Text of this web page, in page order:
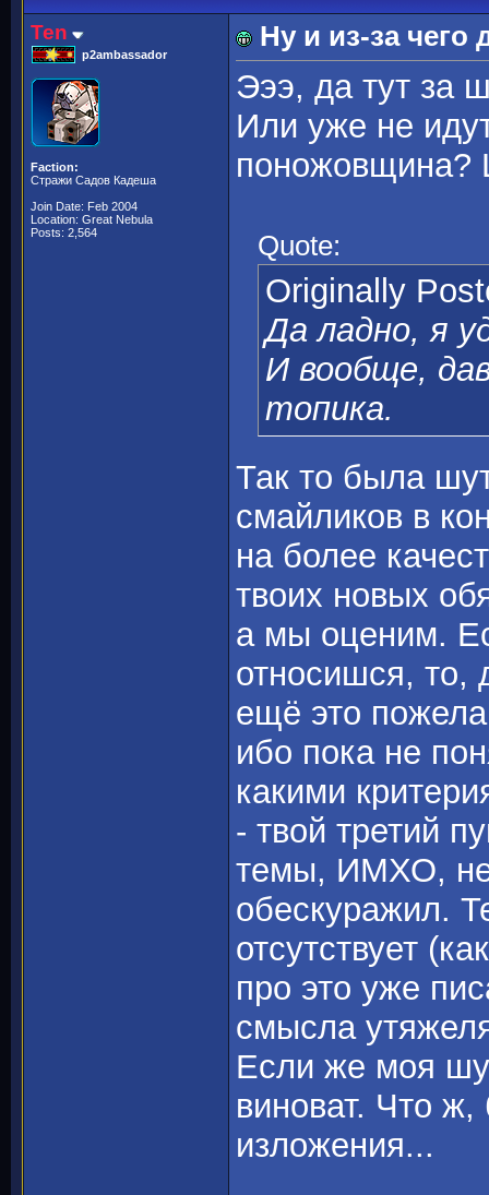
Ten
p2ambassador
Faction:
Стражи Садов Кадеша
Join Date: Feb 2004
Location: Great Nebula
Posts: 2,564
Ну и из-за чего
Эээ, да тут за
Или уже не
поножовщина?
Quote:
Originally
Да ладно, я
И вообще,
топика.
Так то была
смайликов в
на более
твоих новых
а мы оценим.
относишся, то,
ещё это
ибо пока не
какими
- твой третий
темы, ИМХО, не
обескуражил.
отсутствует
про это уже
смысла
Если же моя
виноват. Что ж,
изложения...